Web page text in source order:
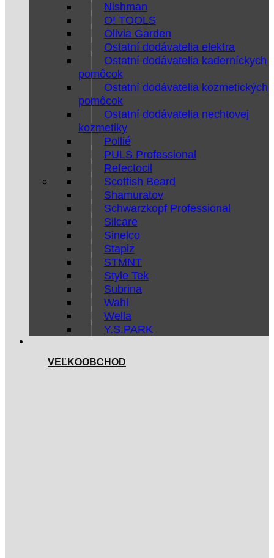
Nishman
O! TOOLS
Olivia Garden
Ostatní dodávatelia elektra
Ostatní dodávatelia kaderníckych
pomôcok
Ostatní dodávatelia kozmetických
pomôcok
Ostatní dodávatelia nechtovej
kozmetiky
Pollié
PULS Professional
Refectocil
Scottish Beard
Shamuratov
Schwarzkopf Professional
Silcare
Sinelco
Stapiz
STMNT
Style Tek
Subrina
Wahl
Wella
Y.S.PARK
VEĽKOOBCHOD